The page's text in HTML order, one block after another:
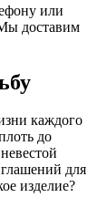
или
доставим
каждого
до
для
изделие?